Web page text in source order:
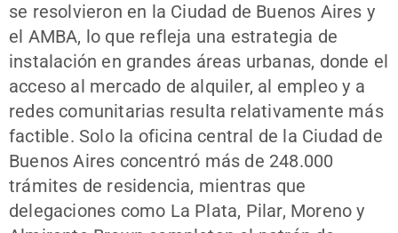
se resolvieron en la Ciudad de Buenos Aires y
el AMBA, lo que refleja una estrategia de
instalación en grandes áreas urbanas, donde el
acceso al mercado de alquiler, al empleo y a
redes comunitarias resulta relativamente más
factible. Solo la oficina central de la Ciudad de
Buenos Aires concentró más de 248.000
trámites de residencia, mientras que
delegaciones como La Plata, Pilar, Moreno y